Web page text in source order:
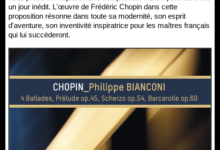
un jour inédit. L'œuvre de Frédéric Chopin dans cette
proposition résonne dans toute sa modernité, son esprit
d'aventure, son inventivité inspiratrice pour les maîtres français
qui lui succèderont.